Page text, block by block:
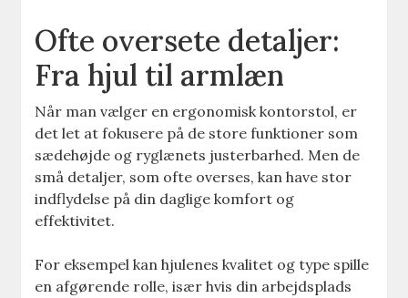
Ofte oversete detaljer:
Fra hjul til armlæn
Når man vælger en ergonomisk kontorstol, er
det let at fokusere på de store funktioner som
sædehøjde og ryglænets justerbarhed. Men de
små detaljer, som ofte overses, kan have stor
indflydelse på din daglige komfort og
effektivitet.
For eksempel kan hjulenes kvalitet og type spille
en afgørende rolle, især hvis din arbejdsplads